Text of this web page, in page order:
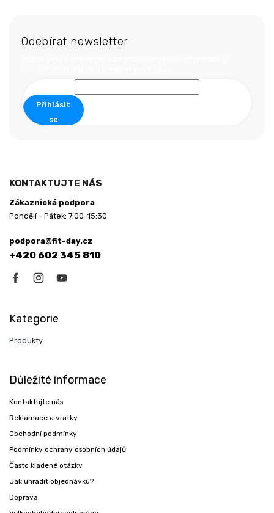
Odebírat newsletter
Přihlásit
se
KONTAKTUJTE NÁS
Zákaznická podpora
Pondělí - Pátek: 7:00-15:30
podpora@fit-day.cz
+420 602 345 810
Kategorie
Produkty
Důležité informace
Kontaktujte nás
Reklamace a vratky
Obchodní podmínky
Podmínky ochrany osobních údajů
Často kladené otázky
Jak uhradit objednávku?
Doprava